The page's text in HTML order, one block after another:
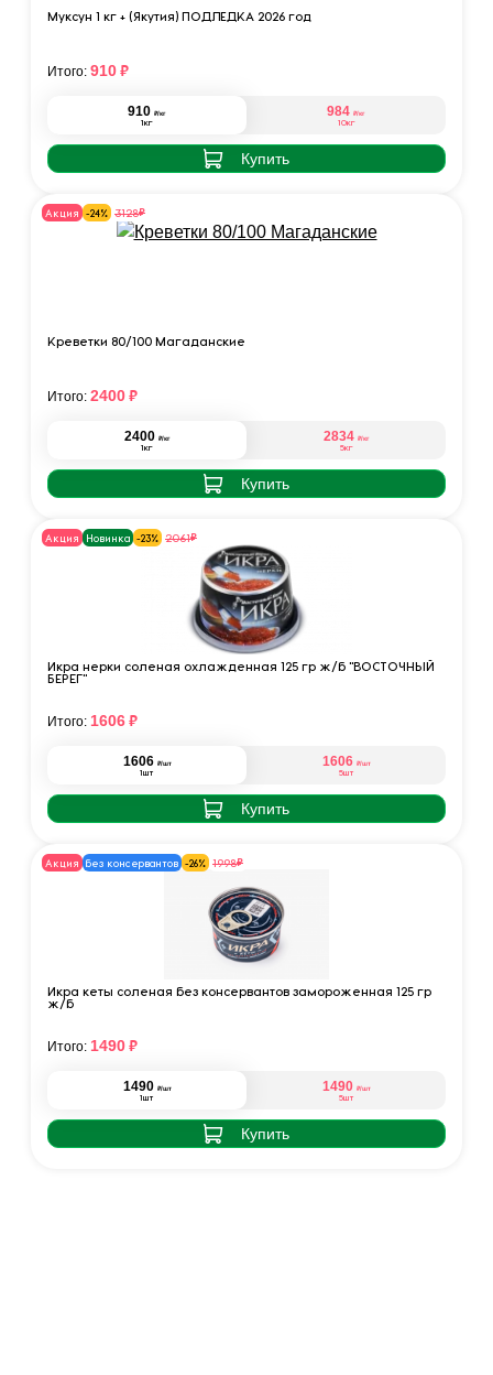
Муксун 1 кг + (Якутия) ПОДЛЁДКА 2026 год
910 ₽/кг
1кг
984 ₽/кг
10кг
Купить
Итого: 910₽
Акция -24% 3128₽
Креветки 80/100 Магаданские
2400 ₽/кг
1кг
2834 ₽/кг
5кг
Купить
Итого: 2400₽
Акция Новинка -23% 2061₽
Икра нерки соленая охлажденная 125 гр ж/б "ВОСТОЧНЫЙ
БЕРЕГ"
1606 ₽/шт
1шт
1606 ₽/шт
5шт
Купить
Итого: 1606₽
Акция без консервантов -26% 1998₽
Икра кеты соленая без консервантов замороженная 125 гр
ж/б
1490 ₽/шт
1шт
1490 ₽/шт
5шт
Купить
Итого: 1490₽